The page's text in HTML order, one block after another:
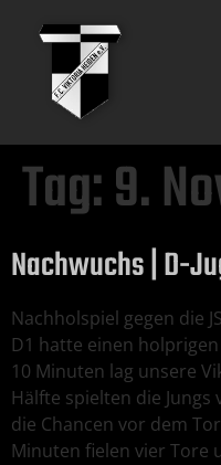
Tag:9.
Nachwuchs | D-
Nachholspiel gegen die
D1 hatte einen
10 Minuten lag unsere
Hälfte spielten die
die Chancen vor dem
Minuten fielen vier Tore